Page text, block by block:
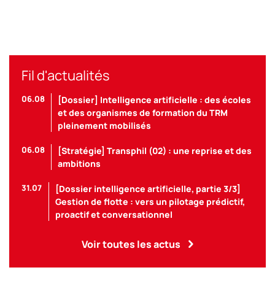
Fil d'actualités
06.08
[Dossier] Intelligence artificielle : des écoles
et des organismes de formation du TRM
pleinement mobilisés
06.08
[Stratégie] Transphil (02) : une reprise et des
ambitions
31.07
[Dossier intelligence artificielle, partie 3/3]
Gestion de flotte : vers un pilotage prédictif,
proactif et conversationnel
Voir toutes les actus